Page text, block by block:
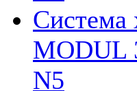
Система
MODUL
N5